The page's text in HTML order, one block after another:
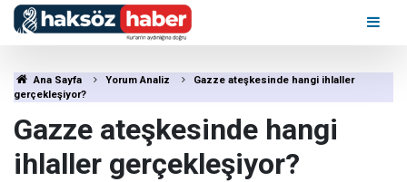
Ana Sayfa Yorum Analiz
Gazze ateşkesinde hangi ihlaller
gerçekleşiyor?
Gazze ateşkesinde hangi
ihlaller gerçekleşiyor?